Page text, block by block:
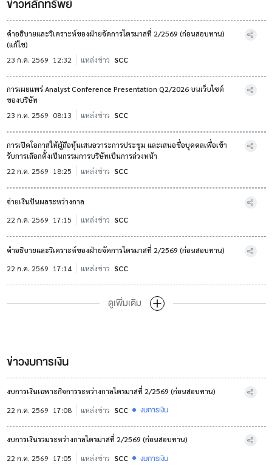
ข่าวหลักทรัพย์
คำอธิบายและวิเคราะห์ของฝ่ายจัดการไตรมาสที่ 2/2569 (ก่อนสอบทาน)
(แก้ไข)
23 ก.ค. 2569 12:32 แหล่งข่าว SCC
การเผยแพร่ Analyst Conference Presentation Q2/2026 บนเว็บไซต์
ของบริษัท
23 ก.ค. 2569 08:13 แหล่งข่าว SCC
การเปิดโอกาสให้ผู้ถือหุ้นเสนอวาระการประชุม และเสนอชื่อบุคคลเพื่อเข้า
รับการเลือกตั้งเป็นกรรมการบริษัทเป็นการล่วงหน้า
22 ก.ค. 2569 18:25 แหล่งข่าว SCC
จ่ายเงินปันผลระหว่างกาล
22 ก.ค. 2569 17:15 แหล่งข่าว SCC
คำอธิบายและวิเคราะห์ของฝ่ายจัดการไตรมาสที่ 2/2569 (ก่อนสอบทาน)
22 ก.ค. 2569 17:14 แหล่งข่าว SCC
ดูเพิ่มเติม
ข่าวงบการเงิน
งบการเงินเฉพาะกิจการระหว่างกาลไตรมาสที่ 2/2569 (ก่อนสอบทาน)
22 ก.ค. 2569 17:08 แหล่งข่าว SCC งบการเงิน
งบการเงินรวมระหว่างกาลไตรมาสที่ 2/2569 (ก่อนสอบทาน)
22 ก.ค. 2569 17:05 แหล่งข่าว SCC งบการเงิน